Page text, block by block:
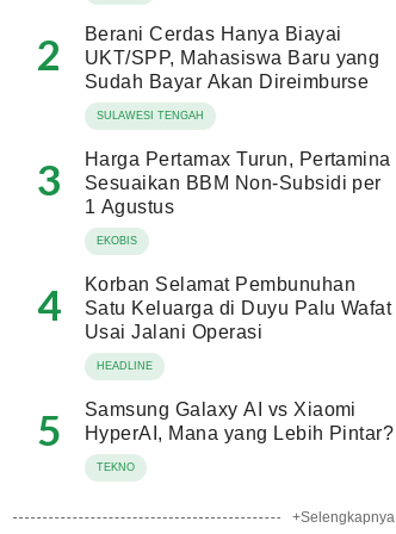
2
Berani Cerdas Hanya Biayai
UKT/SPP, Mahasiswa Baru yang
Sudah Bayar Akan Direimburse
SULAWESI TENGAH
3
Harga Pertamax Turun, Pertamina
Sesuaikan BBM Non-Subsidi per
1 Agustus
EKOBIS
4
Korban Selamat Pembunuhan
Satu Keluarga di Duyu Palu Wafat
Usai Jalani Operasi
HEADLINE
5
Samsung Galaxy AI vs Xiaomi
HyperAI, Mana yang Lebih Pintar?
TEKNO
+Selengkapnya